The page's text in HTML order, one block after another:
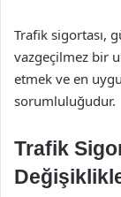
Trafik sigortası,
vazgeçilmez bir
etmek ve en
sorumluluğudur.
Trafik